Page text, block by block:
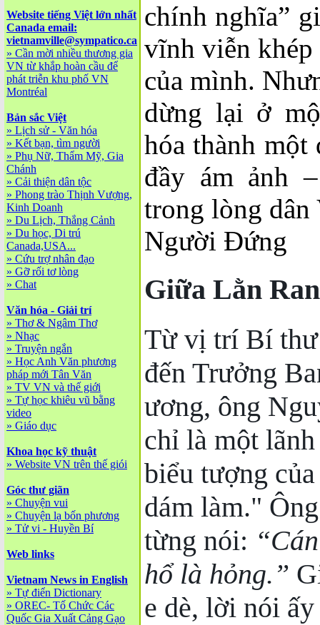
Website tiếng Việt lớn nhất
Canada email:
vietnamville@sympatico.ca
» Cần mời nhiều thương gia
VN từ khắp hoàn cầu để
phát triễn khu phố VN
Montréal
Bản sắc Việt
» Lịch sử - Văn hóa
» Kết bạn, tìm người
» Phụ Nữ, Thẩm Mỹ, Gia
Chánh
» Cải thiện dân tộc
» Phong trào Thịnh Vượng,
Kinh Doanh
» Du Lịch, Thắng Cảnh
» Du học, Di trú
Canada,USA...
» Cứu trợ nhân đạo
» Gỡ rối tơ lòng
» Chat
Văn hóa - Giải trí
» Thơ & Ngâm Thơ
» Nhạc
» Truyện ngắn
» Học Anh Văn phương
pháp mới Tân Văn
» TV VN và thế giới
» Tự học khiêu vũ bằng
video
» Giáo dục
Khoa học kỹ thuật
» Website VN trên thế giói
Góc thư giãn
» Chuyện vui
» Chuyện lạ bốn phương
» Tử vi - Huyền Bí
Web links
Vietnam News in English
» Tự điển Dictionary
» OREC- Tố Chức Các
Quốc Gia Xuất Cảng Gạo
chính nghĩa”
vĩnh viễn
của mình.
dừng lại ở
hóa thành một
đầy ám ảnh
trong lòng dân
Người Đứng
Giữa Lằn
Từ vị trí Bí
đến Trưởng
ương, ông
chỉ là một
biểu tượng
dám làm."
từng nói:
hổ là hỏng.”
e dè, lời nói